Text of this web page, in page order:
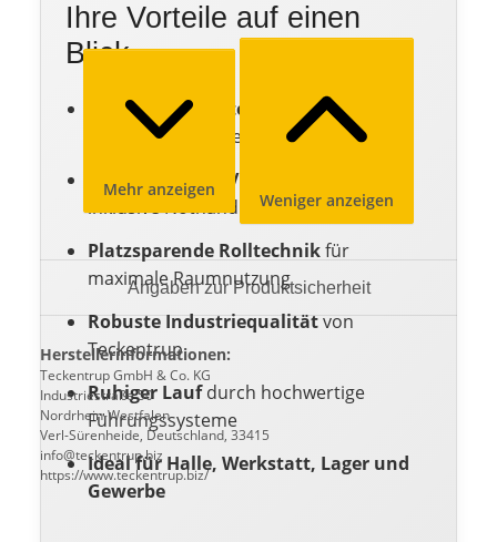
Ihre Vorteile auf einen
Blick
Wärmegedämmte Stahlprofile
reduzierte Energieverluste
Elektrischer 400V Aufsteckantrieb
inklusive Nothandkurbel
Platzsparende Rolltechnikfür
maximale Raumnutzung
Robuste Industriequalitätvon
Teckentrup
Ruhiger Laufdurch hochwertige
Führungssysteme
Ideal für Halle, Werkstatt, Lager und
Gewerbe
Mehr anzeigen
Weniger anzeigen
Angaben zur Produktsicherheit
Herstellerinformationen:
Teckentrup GmbH & Co. KG
Industriestraße 50
Nordrhein-Westfalen
Verl-Sürenheide, Deutschland, 33415
info@teckentrup.biz
https://www.teckentrup.biz/